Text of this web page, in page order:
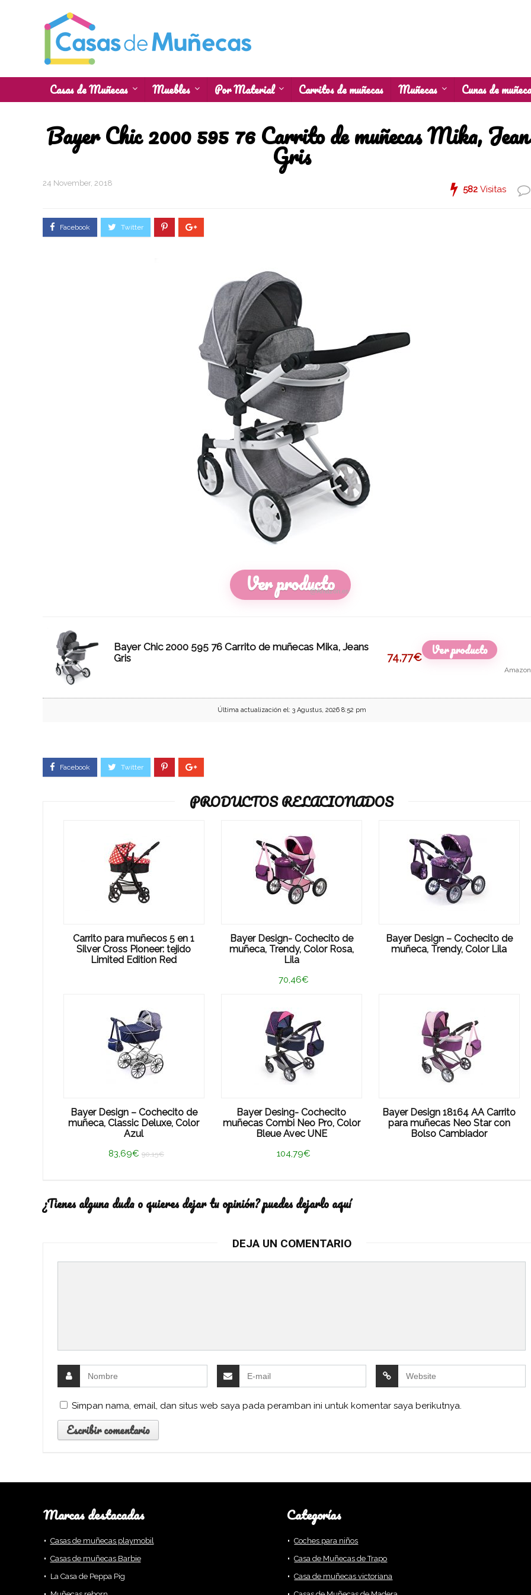
Casas de Muñecas Muebles Por Material Carritos de muñecas Muñecas Cunas de
Bayer Chic 2000 595 76 Carrito de muñecas Mika,
Gris
24 November, 2018
582 Visitas
Ver producto
@Amazon.es
Bayer Chic 2000 595 76 Carrito de muñecas Mika, Jeans
Gris
74,77€ Ver producto
Última actualización el: 3 Agustus, 2026 8:52 pm
PRODUCTOS RELACIONADOS
Carrito para muñecos 5 en 1
Silver Cross Pioneer: tejido
Limited Edition Red
Bayer Design- Cochecito de
muñeca, Trendy, Color Rosa,
Lila
70,46€
Bayer Design – Cochecito de
muñeca, Trendy, Color Lila
Bayer Design – Cochecito de
muñeca, Classic Deluxe, Color
Azul
83,69€ 90,15€
Bayer Desing- Cochecito
muñecas Combi Neo Pro, Color
Bleue Avec UNE
104,79€
Bayer Design 18164 AA Carrito
para muñecas Neo Star con
Bolso Cambiador
¿Tienes alguna duda o quieres dejar tu opinión? puedes dejarlo aquí
DEJA UN COMENTARIO
Simpan nama, email, dan situs web saya pada peramban ini untuk komentar saya berikutnya.
Marcas destacadas
Casas de muñecas playmobil
Casas de muñecas Barbie
La Casa de Peppa Pig
Categorías
Coches para niños
Casa de Muñecas de Trapo
Casa de muñecas victoriana